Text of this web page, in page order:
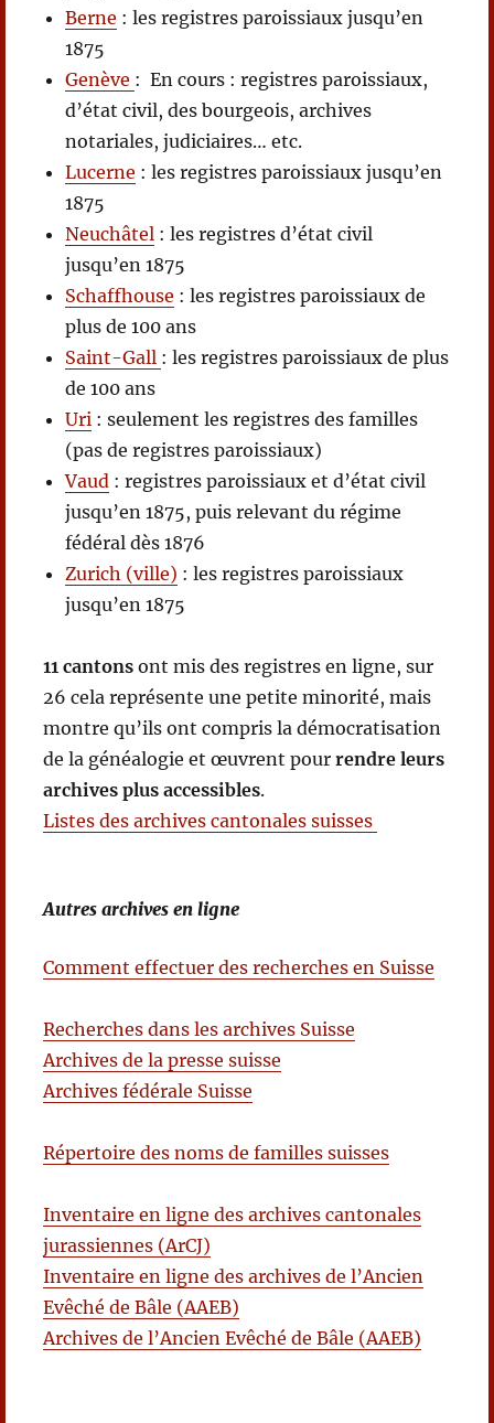
Berne : les registres paroissiaux jusqu’en
1875
Genève : En cours : registres paroissiaux,
d’état civil, des bourgeois, archives
notariales, judiciaires… etc.
Lucerne : les registres paroissiaux jusqu’en
1875
Neuchâtel: les registres d’état civil
jusqu’en 1875
Schaffhouse : les registres paroissiaux de
plus de 100 ans
Saint-Gall : les registres paroissiaux de plus
de 100 ans
Uri: seulement les registres des familles
(pas de registres paroissiaux)
Vaud: registres paroissiaux et d’état civil
jusqu’en 1875, puis relevant du régime
fédéral dès 1876
Zurich (ville) : les registres paroissiaux
jusqu’en 1875
11 cantonsont mis des registres en ligne, sur
26 cela représente une petite minorité, mais
montre qu’ils ont compris la démocratisation
de la généalogie et œuvrent pour rendre leurs
archives plus accessibles.
Listes des archives cantonales suisses
Autres archives en ligne
Comment effectuer des recherches en Suisse
Recherches dans les archives Suisse
Archives de la presse suisse
Archives fédérale Suisse
Répertoire des noms de familles suisses
Inventaire en ligne des archives cantonales
jurassiennes (ArCJ)
Inventaire en ligne des archives de l’Ancien
Evêché de Bâle (AAEB)
Archives de l’Ancien Evêché de Bâle (AAEB)